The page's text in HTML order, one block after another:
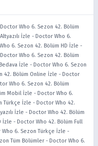
Doctor Who 6. Sezon 42. Bölüm
İzle - Doctor Who 6.
6. Sezon 42. Bölüm HD İzle -
Doctor Who 6. Sezon 42. Bölüm
İzle - Doctor Who 6. Sezon
42. Bölüm Online İzle - Doctor
Who 6. Sezon 42. Bölüm
Mobil İzle - Doctor Who 6.
Türkçe İzle - Doctor Who 42.
İzle - Doctor Who 42. Bölüm
İzle - Doctor Who 42. Bölüm Full
Who 6. Sezon Türkçe İzle -
Tüm Bölümler - Doctor Who 6.